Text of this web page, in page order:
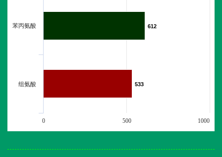
612
612
533
533
苯丙氨酸
组氨酸
0 500 1000